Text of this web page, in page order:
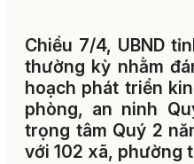
Chiều 7/4, UBND
thường kỳ nhằm
hoạch phát triển
phòng, an ninh
trọng tâm Quý 2
với 102 xã, phường